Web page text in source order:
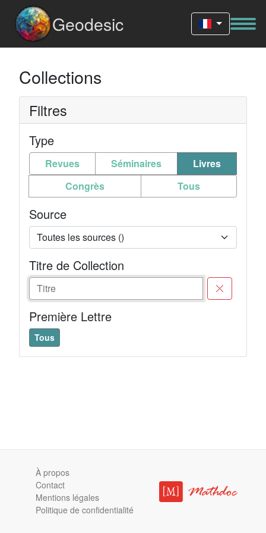
Geodesic
Collections
Filtres
Titre de Collection
Type
Revues Séminaires
Livres
Congrès
Tous
Source
Première Lettre
Tous
À propos
Contact
Mentions légales
Politique de confidentialité